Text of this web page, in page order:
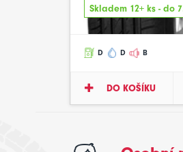
Skladem 12+ ks - do
D D B
DO KOŠÍKU